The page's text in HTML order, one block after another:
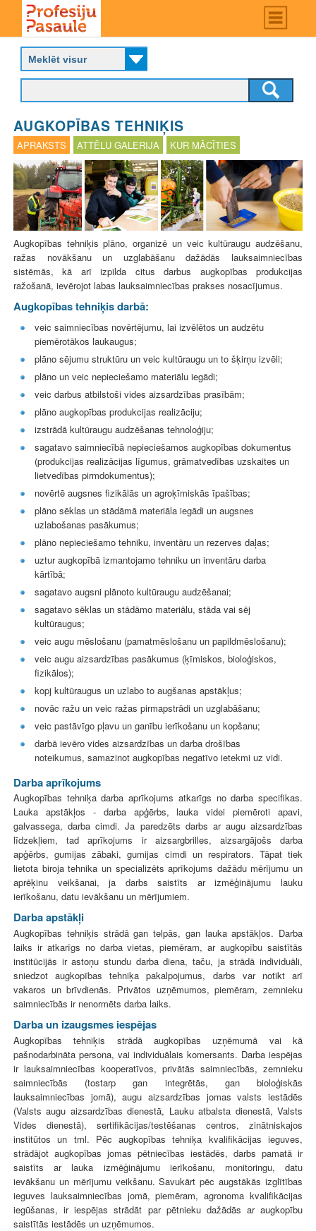
main
content
Main
menu
P
o
f
e
i
j
u
p
a
s
a
u
l
e
AUGKOPĪBAS TEHNIĶIS
APRAKSTS ATTĒLU GALERIJA KUR MĀCĪTIES
Augkopības tehniķis plāno, organizē un veic kultūraugu audzēšanu,
ražas novākšanu un uzglabāšanu dažādās lauksaimniecības
sistēmās, kā arī izpilda citus darbus augkopības produkcijas
ražošanā, ievērojot labas lauksaimniecības prakses nosacījumus.
Augkopības tehniķis darbā:
veic saimniecības novērtējumu, lai izvēlētos un audzētu
piemērotākos laukaugus;
plāno sējumu struktūru un veic kultūraugu un to šķirņu izvēli;
plāno un veic nepieciešamo materiālu iegādi;
veic darbus atbilstoši vides aizsardzības prasībām;
plāno augkopības produkcijas realizāciju;
izstrādā kultūraugu audzēšanas tehnoloģiju;
sagatavo saimniecībā nepieciešamos augkopības dokumentus
(produkcijas realizācijas līgumus, grāmatvedības uzskaites un
lietvedības pirmdokumentus);
novērtē augsnes fizikālās un agroķīmiskās īpašības;
plāno sēklas un stādāmā materiāla iegādi un augsnes
uzlabošanas pasākumus;
plāno nepieciešamo tehniku, inventāru un rezerves daļas;
uztur augkopībā izmantojamo tehniku un inventāru darba
kārtībā;
sagatavo augsni plānoto kultūraugu audzēšanai;
sagatavo sēklas un stādāmo materiālu, stāda vai sēj
kultūraugus;
veic augu mēslošanu (pamatmēslošanu un papildmēslošanu);
veic augu aizsardzības pasākumus (ķīmiskos, bioloģiskos,
fizikālos);
kopj kultūraugus un uzlabo to augšanas apstākļus;
novāc ražu un veic ražas pirmapstrādi un uzglabāšanu;
veic pastāvīgo pļavu un ganību ierīkošanu un kopšanu;
darbā ievēro vides aizsardzības un darba drošības
noteikumus, samazinot augkopības negatīvo ietekmi uz vidi.
Darba aprīkojums
Augkopības tehniķa darba aprīkojums atkarīgs no darba specifikas.
Lauka apstākļos - darba apģērbs, lauka videi piemēroti apavi,
galvassega, darba cimdi. Ja paredzēts darbs ar augu aizsardzības
līdzekļiem, tad aprīkojums ir aizsargbrilles, aizsargājošs darba
apģērbs, gumijas zābaki, gumijas cimdi un respirators. Tāpat tiek
lietota biroja tehnika un specializēts aprīkojums dažādu mērījumu un
aprēķinu veikšanai, ja darbs saistīts ar izmēģinājumu lauku
ierīkošanu, datu ievākšanu un mērījumiem.
Darba apstākļi
Augkopības tehniķis strādā gan telpās, gan lauka apstākļos. Darba
laiks ir atkarīgs no darba vietas, piemēram, ar augkopību saistītās
institūcijās ir astoņu stundu darba diena, taču, ja strādā individuāli,
sniedzot augkopības tehniķa pakalpojumus, darbs var notikt arī
vakaros un brīvdienās. Privātos uzņēmumos, piemēram, zemnieku
saimniecībās ir nenormēts darba laiks.
Darba un izaugsmes iespējas
Augkopības tehniķis strādā augkopības uzņēmumā vai kā
pašnodarbināta persona, vai individuālais komersants. Darba iespējas
ir lauksaimniecības kooperatīvos, privātās saimniecībās, zemnieku
saimniecībās (tostarp gan integrētās, gan bioloģiskās
lauksaimniecības jomā), augu aizsardzības jomas valsts iestādēs
(Valsts augu aizsardzības dienestā, Lauku atbalsta dienestā, Valsts
Vides dienestā), sertifikācijas/testēšanas centros, zinātniskajos
institūtos un tml. Pēc augkopības tehniķa kvalifikācijas ieguves,
strādājot augkopības jomas pētniecības iestādēs, darbs pamatā ir
saistīts ar lauka izmēģinājumu ierīkošanu, monitoringu, datu
ievākšanu un mērījumu veikšanu. Savukārt pēc augstākās izglītības
ieguves lauksaimniecības jomā, piemēram, agronoma kvalifikācijas
iegūšanas, ir iespējas strādāt par pētnieku dažādās ar augkopību
saistītās iestādēs un uzņēmumos.